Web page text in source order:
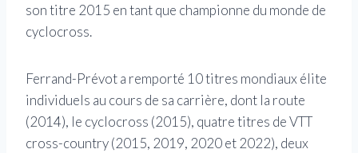
son titre 2015 en tant que championne du monde de
cyclocross.
Ferrand-Prévot a remporté 10 titres mondiaux élite
individuels au cours de sa carrière, dont la route
(2014), le cyclocross (2015), quatre titres de VTT
cross-country (2015, 2019, 2020 et 2022), deux